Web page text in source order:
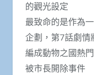
的觀光設定
最致命的是作為
企劃，第7話劇情
編成動物之國熱
被市長開除事件